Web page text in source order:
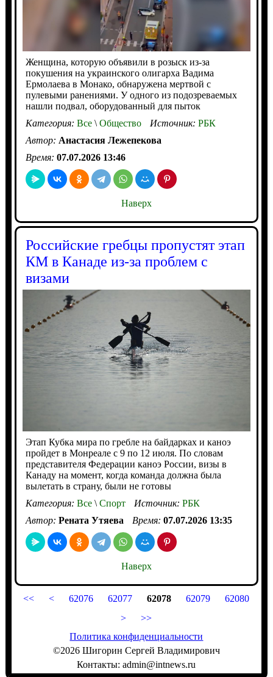
Женщина, которую объявили в розыск из-за
покушения на украинского олигарха Вадима
Ермолаева в Монако, обнаружена мертвой с
пулевыми ранениями. У одного из подозреваемых
нашли подвал, оборудованный для пыток
Категория: Все\Общество Источник: РБК
Автор: Анастасия Лежепекова
Время: 07.07.2026 13:46
Наверх
Российские гребцы пропустят этап
КМ в Канаде из-за проблем с
визами
Этап Кубка мира по гребле на байдарках и каноэ
пройдет в Монреале с 9 по 12 июля. По словам
представителя Федерации каноэ России, визы в
Канаду на момент, когда команда должна была
вылетать в страну, были не готовы
Категория: Все\Спорт Источник: РБК
Автор: Рената Утяева Время: 07.07.2026 13:35
Наверх
<< < 62076 62077 62078 62079
62080
>
>>
Политика конфиденциальности
©2026 Шигорин Сергей Владимирович
Контакты: admin@intnews.ru